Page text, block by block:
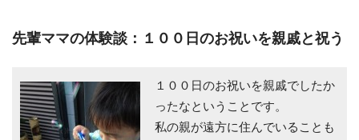
先輩ママの体験談：１００日のお祝いを親戚と祝う
１００日のお祝いを親戚でしたか
ったなということです。
私の親が遠方に住んでいることも